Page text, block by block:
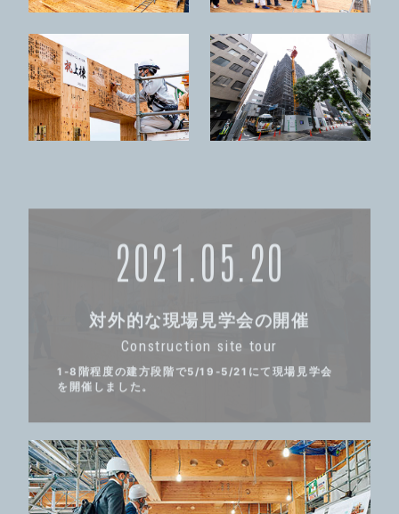
2021.05.20
対外的な現場見学会の開催
Construction site tour
1-8階程度の建方段階で5/19-5/21にて現場見学会
を開催しました。